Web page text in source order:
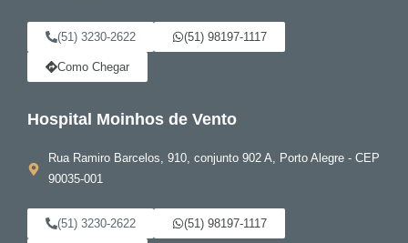
(51) 3230-2622 (51) 98197-1117
Como Chegar
Hospital Moinhos de Vento
Rua Ramiro Barcelos, 910, conjunto 902 A, Porto Alegre - CEP
90035-001
(51) 3230-2622 (51) 98197-1117